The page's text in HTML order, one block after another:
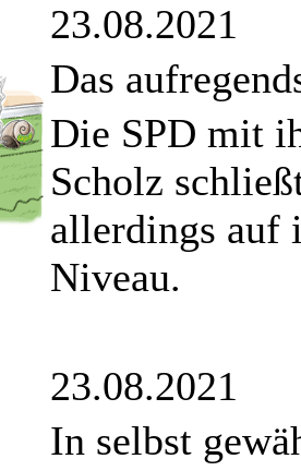
23.08.2021
Das
Die SPD mit
Scholz
allerdings auf
Niveau.
23.08.2021
In selbst